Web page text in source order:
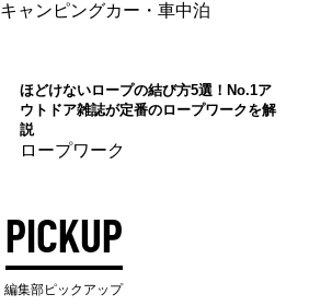
キャンピングカー・車中泊
ほどけないロープの結び方5選！No.1ア
ウトドア雑誌が定番のロープワークを解
説
ロープワーク
PICKUP
編集部ピックアップ